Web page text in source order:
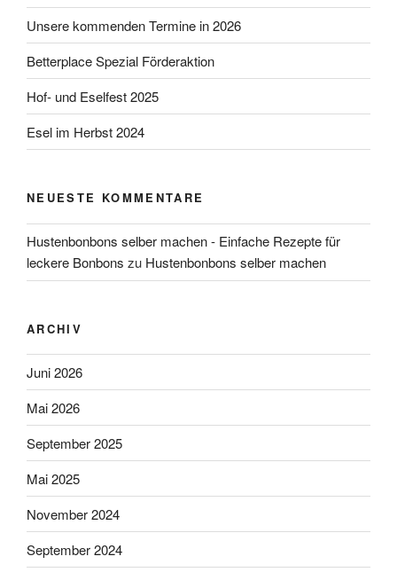
Unsere kommenden Termine in 2026
Betterplace Spezial Förderaktion
Hof- und Eselfest 2025
Esel im Herbst 2024
NEUESTE KOMMENTARE
Hustenbonbons selber machen - Einfache Rezepte für
leckere Bonbons zu Hustenbonbons selber machen
ARCHIV
Juni 2026
Mai 2026
September 2025
Mai 2025
November 2024
September 2024